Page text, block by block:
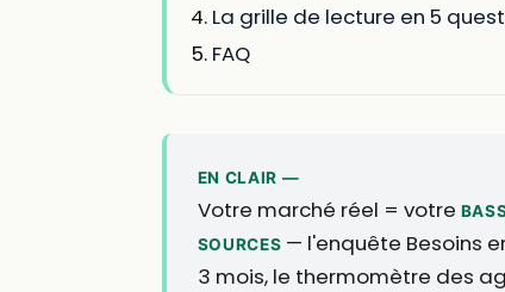
La grille de lecture en 5
FAQ
EN CLAIR —
Votre marché réel = votre
SOURCES — l'enquête Besoins
3 mois, le thermomètre des